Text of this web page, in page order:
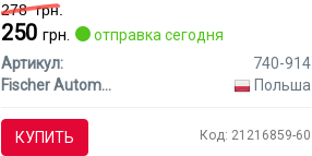
278грн.
250грн.
отправка сегодня
Артикул:
740-914
Fischer Automotive One (FA1)
Польша
КУПИТЬ Код: 21216859-60